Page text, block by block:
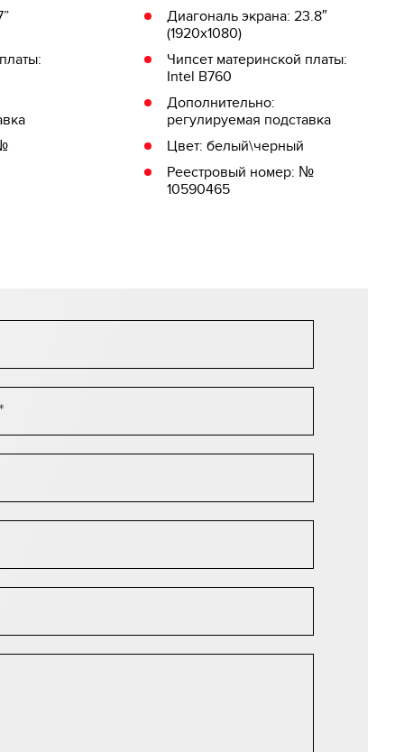
Диагональ экрана: 23.8″
(1920х1080)
Чипсет материнской платы:
Intel B760
Дополнительно:
регулируемая подставка
Цвет: белый\черный
Реестровый номер: №
10590465